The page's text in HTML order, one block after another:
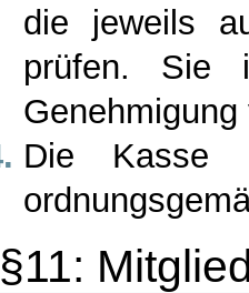
die jeweils
prüfen. Sie
Die Kasse
§11: